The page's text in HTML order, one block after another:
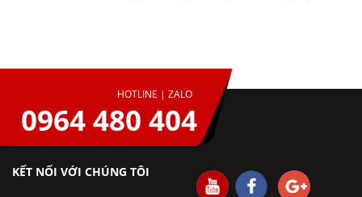
HOTLINE | ZALO
0964 480 404
KẾT NỐI VỚI CHÚNG TÔI